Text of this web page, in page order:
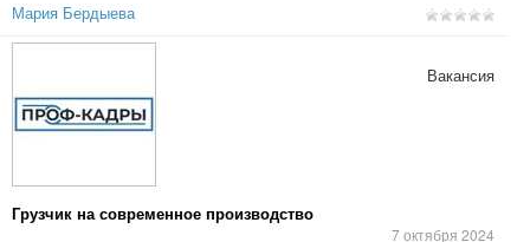
Мария Бердыева
Грузчик на современное производство
7 октября 2024
Вакансия